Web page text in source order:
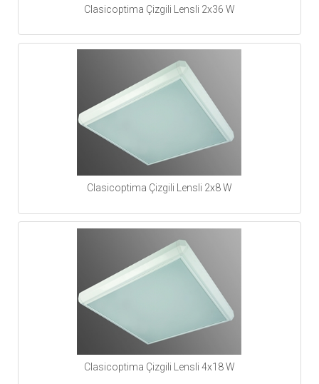
Clasicoptima Çizgili Lensli 2x36 W
Clasicoptima Çizgili Lensli 2x8 W
Clasicoptima Çizgili Lensli 4x18 W